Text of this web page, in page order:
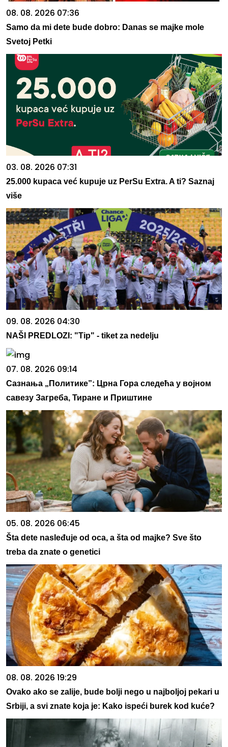
08. 08. 2026 07:36
Samo da mi dete bude dobro: Danas se majke mole
Svetoj Petki
03. 08. 2026 07:31
25.000 kupaca već kupuje uz PerSu Extra. A ti? Saznaj
više
09. 08. 2026 04:30
NAŠI PREDLOZI: "Tip" - tiket za nedelju
07. 08. 2026 09:14
Сазнања „Политике”: Црна Гора следећа у војном
савезу Загреба, Тиране и Приштине
05. 08. 2026 06:45
Šta dete nasleđuje od oca, a šta od majke? Sve što
treba da znate o genetici
08. 08. 2026 19:29
Ovako ako se zalije, bude bolji nego u najboljoj pekari u
Srbiji, a svi znate koja je: Kako ispeći burek kod kuće?